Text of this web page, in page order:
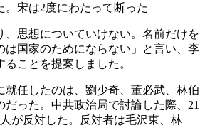
。宋は2度にわたって断った
、思想についていけない。名前だけを
は国家のためにならない」と言い、李
ことを提案しました。
就任したのは、劉少奇、董必武、林伯
った。中共政治局で討論した際、21
が反対した。反対者は毛沢東、林